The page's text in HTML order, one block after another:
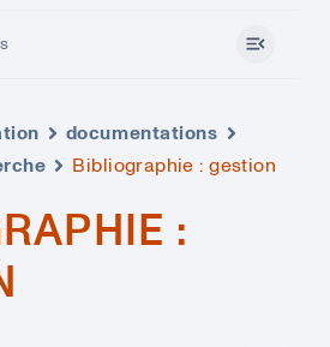
documentations
Bibliographie : gestion
: